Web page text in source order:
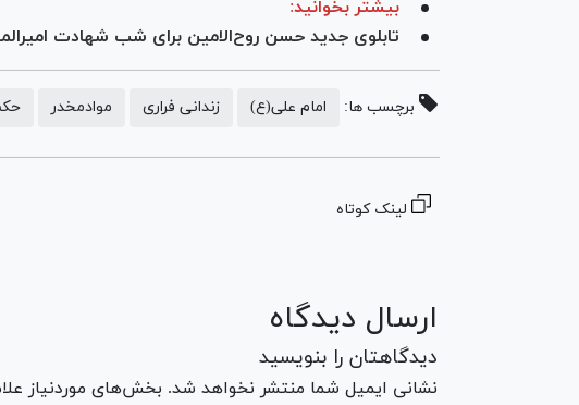
بیشتر بخوانید:
تابلوی جدید حسن روح‌الامین برای شب شهادت
برچسب ها: امام علی(ع) زندانی فراری موادمخدر
لینک کوتاه
ارسال دیدگاه
دیدگاهتان را بنویسید
نشانی ایمیل شما منتشر نخواهد شد. بخش‌های موردنیاز